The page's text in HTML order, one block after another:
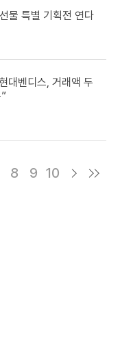
물 특별 기획전 연다
대벤디스, 거래액 두
8 9 10